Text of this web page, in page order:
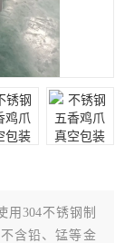
用304不锈钢制
含铅、锰等金